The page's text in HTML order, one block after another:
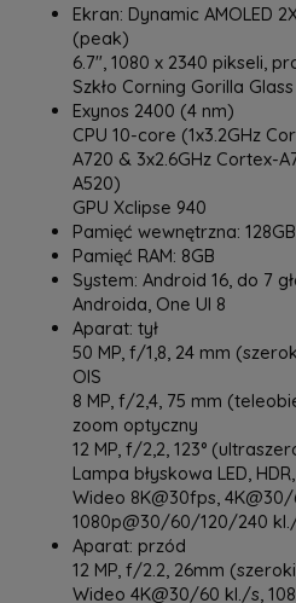
Ekran: Dynamic AMOLED
(peak)
6.7", 1080 x 2340 pikseli,
Szkło Corning Gorilla
Exynos 2400 (4 nm)
CPU 10-core (1x3.2GHz
A720 & 3x2.6GHz Cortex-
A520)
GPU Xclipse 940
Pamięć wewnętrzna: 128GB
Pamięć RAM: 8GB
System: Android 16, do 7
Androida, One UI 8
Aparat: tył
50 MP, f/1,8, 24 mm
OIS
8 MP, f/2,4, 75 mm
zoom optyczny
12 MP, f/2,2, 123°
Lampa błyskowa LED,
Wideo 8K@30fps,
1080p@30/60/120/240
Aparat: przód
12 MP, f/2.2, 26mm
Wideo 4K@30/60 kl./s,